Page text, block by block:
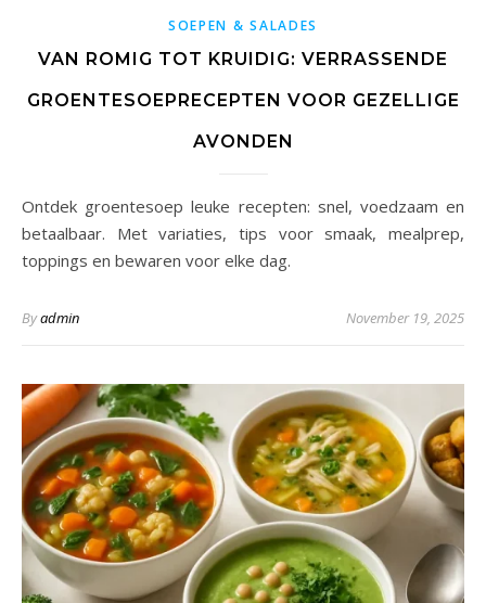
SOEPEN & SALADES
VAN ROMIG TOT KRUIDIG: VERRASSENDE
GROENTESOEPRECEPTEN VOOR GEZELLIGE
AVONDEN
Ontdek groentesoep leuke recepten: snel, voedzaam en
betaalbaar. Met variaties, tips voor smaak, mealprep,
toppings en bewaren voor elke dag.
Byadmin November 19, 2025